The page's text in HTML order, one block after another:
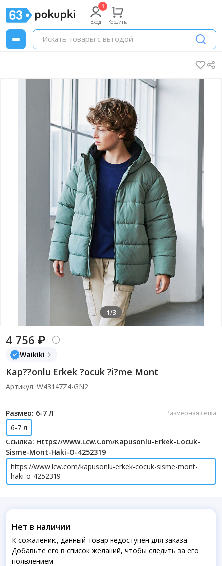
Вход Корзина
1/3
4 756 ₽
Waikiki
Kap??onlu Erkek ?ocuk ?i?me Mont
Артикул: W43147Z4-GN2
Размер: 6-7 Л Размерная сетка
6-7 л
Ссылка: Https://www.lcw.com/kapusonlu-Erkek-Cocuk-
Sisme-Mont-Haki-O-4252319
https://www.lcw.com/kapusonlu-erkek-cocuk-sisme-mont-
haki-o-4252319
Нет в наличии
К сожалению, данный товар недоступен для заказа.
Добавьте его в список желаний, чтобы следить за его
появлением